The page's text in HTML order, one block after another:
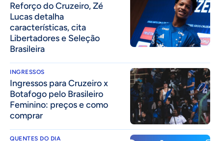
⁠Reforço do Cruzeiro, Zé
Lucas detalha
características, cita
Libertadores e Seleção
Brasileira
INGRESSOS
Ingressos para Cruzeiro x
Botafogo pelo Brasileiro
Feminino: preços e como
comprar
QUENTES DO DIA